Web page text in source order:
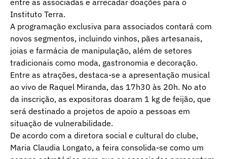
Instituto Terra.
A programação exclusiva para associados contará com
novos segmentos, incluindo vinhos, pães artesanais,
joias e farmácia de manipulação, além de setores
tradicionais como moda, gastronomia e decoração.
Entre as atrações, destaca-se a apresentação musical
ao vivo de Raquel Miranda, das 17h30 às 20h. No ato
da inscrição, as expositoras doaram 1 kg de feijão, que
será destinado a projetos de apoio a pessoas em
situação de vulnerabilidade.
De acordo com a diretora social e cultural do clube,
Maria Claudia Longato, a feira consolida-se como um